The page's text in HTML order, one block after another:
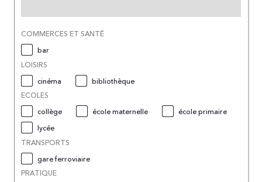
COMMERCES ET SANTÉ
bar
LOISIRS
cinéma
bibliothèque
ECOLES
collège
école maternelle
école primaire
lycée
TRANSPORTS
gare ferroviaire
PRATIQUE